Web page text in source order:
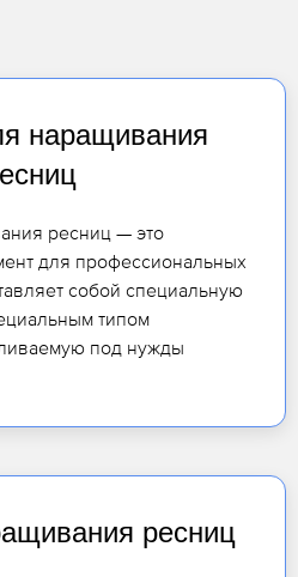
наращивания
ресниц — это
для профессиональных
собой специальную
типом
под нужды
ресниц